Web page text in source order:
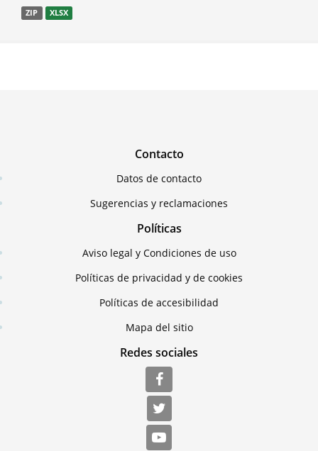
ZIP XLSX
Contacto
Datos de contacto
Sugerencias y reclamaciones
Políticas
Aviso legal y Condiciones de uso
Políticas de privacidad y de cookies
Políticas de accesibilidad
Mapa del sitio
Redes sociales